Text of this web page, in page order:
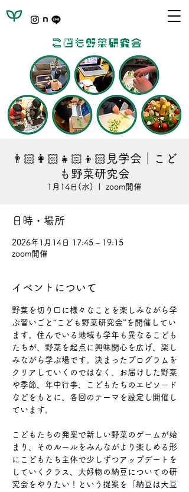
👨🏻‍👩🏻‍👧🏻‍👦🏻見学会│こど
も野菜研究会
1月14日(水) zoom開催
日時・場所
2026年1月14日 17:45 – 19:15
zoom開催
イベントについて
野菜を切り口に様々なことを楽しみながら学
ぶ習いごと“こども野菜研究会”を開催してい
ます。住んでいる地域も学年も異なるこども
たちが、野菜を起点に興味関心を広げ、楽し
みながら学ぶ場です。決まったプログラムを
クリアしていくのではなく、お届けした野菜
や季節、年中行事、こどもたちのエピソード
などをもとに、各回のテーマを設定し開催し
ています。
こどもたちの発案で新しい野菜のゲームが始
まり、そのルールをみんながより楽しめる形
にこどもたち主体で少しずつアップデートを
していくクラス、大好物の納豆についての研
究会をやりたい！という提案を「納豆は大豆